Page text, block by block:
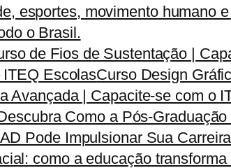
esportes, movimento humano
o Brasil.
de Fios de Sustentação |
EscolasCurso Design
Avançada | Capacite-se com o
Como a Pós-
Pode Impulsionar Sua
como a educação